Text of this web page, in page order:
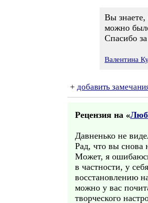
Вы
можно
Спасибо
Валентина
+ добавить
Рецензия на «
Давненько не
Рад, что вы снова
Может, я
в частности, у
восстановлению
можно у вас
творческого